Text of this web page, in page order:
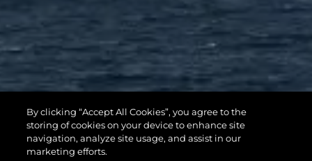
By clicking “Accept All Cookies”, you agree to the
storing of cookies on your device to enhance site
navigation, analyze site usage, and assist in our
marketing efforts.